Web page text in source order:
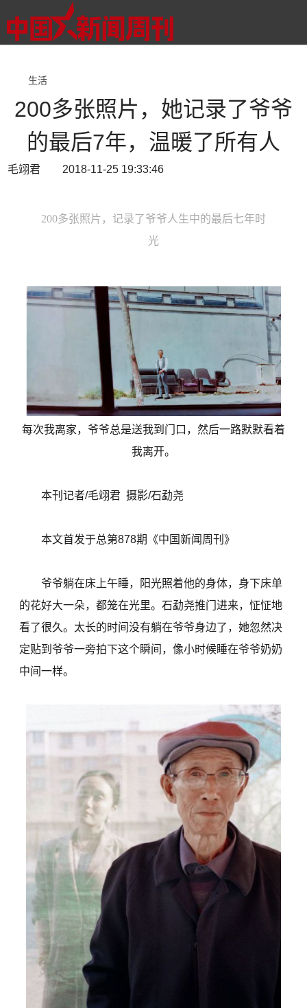
生活
200多张照片，她记录了爷爷
的最后7年，温暖了所有人
毛翊君 2018-11-25 19:33:46
200多张照片，记录了爷爷人生中的最后七年时
光
每次我离家，爷爷总是送我到门口，然后一路默默看着
我离开。
本刊记者/毛翊君 摄影/石勐尧
本文首发于总第878期《中国新闻周刊》
爷爷躺在床上午睡，阳光照着他的身体，身下床单
的花好大一朵，都笼在光里。石勐尧推门进来，怔怔地
看了很久。太长的时间没有躺在爷爷身边了，她忽然决
定贴到爷爷一旁拍下这个瞬间，像小时候睡在爷爷奶奶
中间一样。